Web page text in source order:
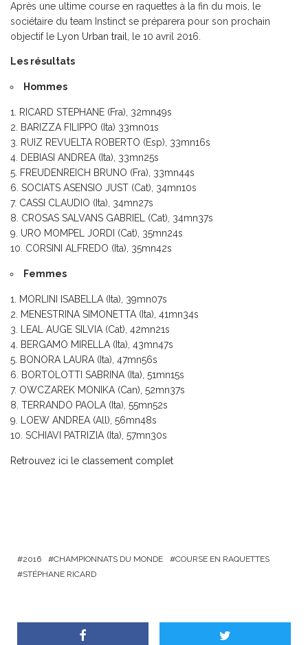
Après une ultime course en raquettes à la fin du mois, le
sociétaire du team Instinct se préparera pour son prochain
objectif le
Lyon Urban trail , le 10 avril 2016.
Les résultats
Hommes
RICARD STEPHANE (Fra), 32mn49s
BARIZZA FILIPPO (Ita) 33mn01s
RUIZ REVUELTA ROBERTO (Esp), 33mn16s
DEBIASI ANDREA (Ita), 33mn25s
FREUDENREICH BRUNO (Fra), 33mn44s
SOCIATS ASENSIO JUST (Cat), 34mn10s
CASSI CLAUDIO (Ita), 34mn27s
CROSAS SALVANS GABRIEL (Cat), 34mn37s
URO MOMPEL JORDI (Cat), 35mn24s
CORSINI ALFREDO (Ita), 35mn42s
Femmes
MORLINI ISABELLA (Ita), 39mn07s
MENESTRINA SIMONETTA (Ita), 41mn34s
LEAL AUGE SILVIA (Cat), 42mn21s
BERGAMO MIRELLA (Ita), 43mn47s
BONORA LAURA (Ita), 47mn56s
BORTOLOTTI SABRINA (Ita), 51mn15s
OWCZAREK MONIKA (Can), 52mn37s
TERRANDO PAOLA (Ita), 55mn52s
LOEW ANDREA (All), 56mn48s
SCHIAVI PATRIZIA (Ita), 57mn30s
Retrouvez ici le classement complet
2016 CHAMPIONNATS DU MONDE
COURSE EN RAQUETTES
STÉPHANE RICARD